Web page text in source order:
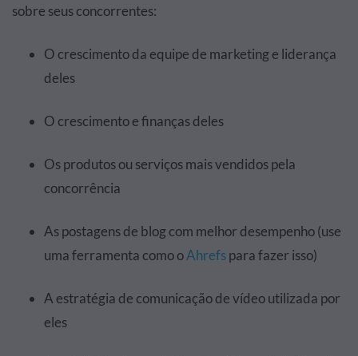
sobre seus concorrentes:
O crescimento da equipe de marketing e liderança
deles
O crescimento e finanças deles
Os produtos ou serviços mais vendidos pela
concorrência
As postagens de blog com melhor desempenho (use
uma ferramenta como oAhrefspara fazer isso)
A estratégia de comunicação de vídeo utilizada por
eles